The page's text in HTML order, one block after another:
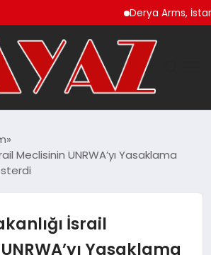
Derya Arms, İstanbul
Meclisinin UNRWA’yı Yasaklama
İsrail
Yasaklama